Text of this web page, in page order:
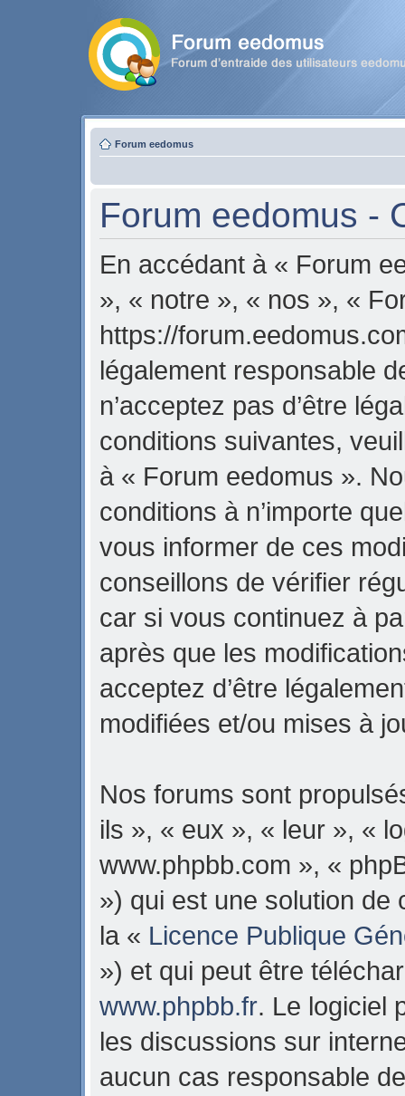
Forum eedomus
Forum eedomus -
En accédant à « Forum
», « notre », « nos », «
https://
légalement responsable
n’acceptez pas d’être
conditions suivantes,
à « Forum eedomus ».
conditions à n’importe
vous informer de ces
conseillons de vérifier
car si vous continuez à
après que les
acceptez d’être
modifiées et/ou mises à
Nos forums sont
ils », « eux », « leur », «
www.phpbb.com », «
») qui est une solution de
la « Licence Publique
») et qui peut être
www.phpbb.fr. Le logiciel
les discussions sur
aucun cas responsable